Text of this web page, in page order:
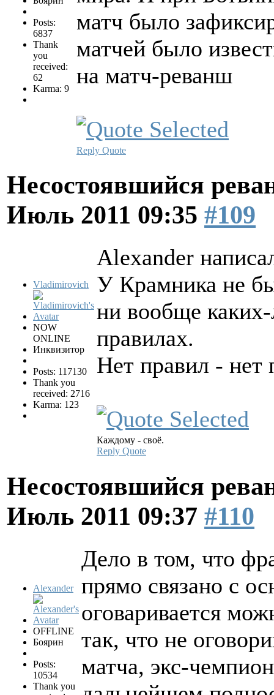
Posts:
6837
Thank
you
received:
62
Karma: 9
матч было
матчей было
на матч-реванш
Reply Quote
Несостоявшийся
Июль 2011 09:35 #109
Vladimirovich
NOW
ONLINE
Инквизитор
Posts: 117130
Thank you
received: 2716
Karma: 123
Alexander
У Крамника не
ни вообще
правилах.
Нет правил - нет
Каждому - своё.
Reply Quote
Несостоявшийся
Июль 2011 09:37 #110
Alexander
OFFLINE
Боярин
Posts:
10534
Thank you
Дело в том, что
прямо связано с
оговаривается
так, что не
матча, экс-